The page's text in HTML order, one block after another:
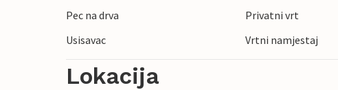
Pec na drva
Privatni vrt
Usisavac
Vrtni namjestaj
Lokacija